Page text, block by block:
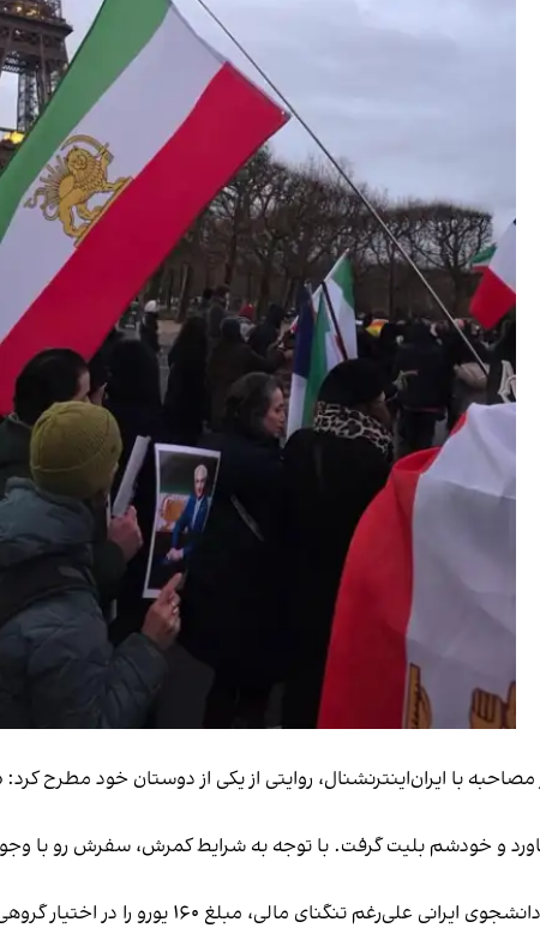
ساکن برلین، در مصاحبه با ایران‌اینترنشنال، روایتی از یکی از دوستان
و خودشم بلیت گرفت. با توجه به شرایط کمرش، سفرش رو با وجود
‫او در ادامه به نمونه‌ای دیگر اشاره کرد: